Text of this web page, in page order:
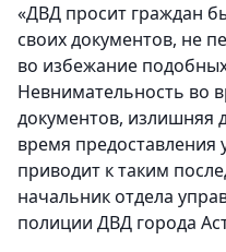
«ДВД просит граждан
своих документов, не
во избежание
Невнимательность во
документов, излишняя
время предоставления
приводит к таким
начальник отдела
полиции ДВД города